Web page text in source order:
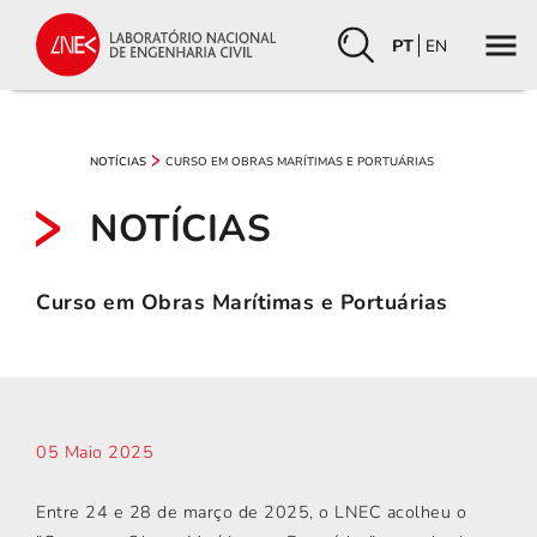
PT EN
NOTÍCIAS CURSO EM OBRAS MARÍTIMAS E PORTUÁRIAS
NOTÍCIAS
Curso em Obras Marítimas e Portuárias
05 Maio 2025
Entre 24 e 28 de março de 2025, o LNEC acolheu o